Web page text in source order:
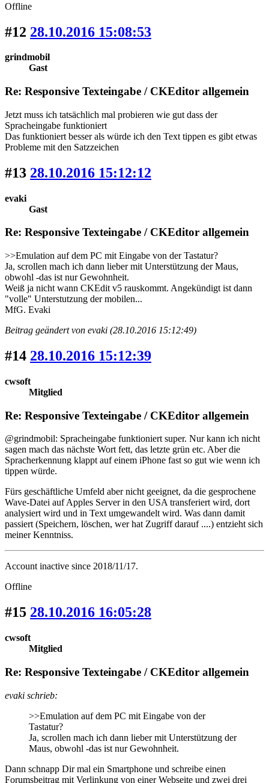
Offline
#12 28.10.2016 15:08:53
grindmobil
Gast
Re: Responsive Texteingabe / CKEditor allgemein
Jetzt muss ich tatsächlich mal probieren wie gut dass der
Spracheingabe funktioniert
Das funktioniert besser als würde ich den Text tippen es gibt etwas
Probleme mit den Satzzeichen
#13 28.10.2016 15:12:12
evaki
Gast
Re: Responsive Texteingabe / CKEditor allgemein
>>Emulation auf dem PC mit Eingabe von der Tastatur?
Ja, scrollen mach ich dann lieber mit Unterstützung der Maus,
obwohl -das ist nur Gewohnheit.
Weiß ja nicht wann CKEdit v5 rauskommt. Angekündigt ist dann
"volle" Unterstutzung der mobilen...
MfG. Evaki
Beitrag geändert von evaki (28.10.2016 15:12:49)
#14 28.10.2016 15:12:39
cwsoft
Mitglied
Re: Responsive Texteingabe / CKEditor allgemein
@grindmobil: Spracheingabe funktioniert super. Nur kann ich nicht
sagen mach das nächste Wort fett, das letzte grün etc. Aber die
Spracherkennung klappt auf einem iPhone fast so gut wie wenn ich
tippen würde.
Fürs geschäftliche Umfeld aber nicht geeignet, da die gesprochene
Wave-Datei auf Apples Server in den USA transferiert wird, dort
analysiert wird und in Text umgewandelt wird. Was dann damit
passiert (Speichern, löschen, wer hat Zugriff darauf ....) entzieht sich
meiner Kenntniss.
Account inactive since 2018/11/17.
Offline
#15 28.10.2016 16:05:28
cwsoft
Mitglied
Re: Responsive Texteingabe / CKEditor allgemein
evaki schrieb:
>>Emulation auf dem PC mit Eingabe von der
Tastatur?
Ja, scrollen mach ich dann lieber mit Unterstützung der
Maus, obwohl -das ist nur Gewohnheit.
Dann schnapp Dir mal ein Smartphone und schreibe einen
Forumsbeitrag mit Verlinkung von einer Webseite und zwei drei